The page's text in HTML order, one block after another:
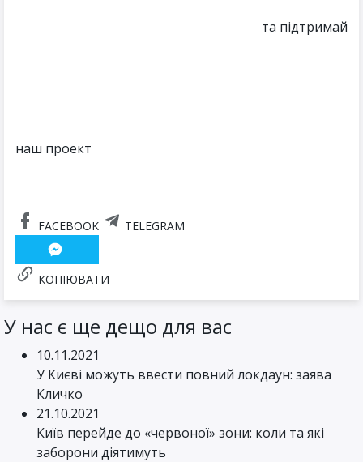
та підтримай
наш проект
FACEBOOK TELEGRAM
КОПІЮВАТИ
У нас є ще дещо для вас
10.11.2021
У Києві можуть ввести повний локдаун: заява
Кличко
21.10.2021
Київ перейде до «червоної» зони: коли та які
заборони діятимуть